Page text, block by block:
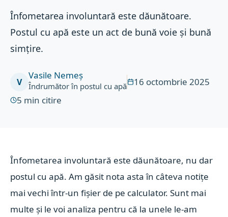
Înfometarea involuntară este dăunătoare.
Postul cu apă este un act de bună voie și bună
simțire.
V
Vasile Nemeș
Îndrumător în postul cu apă
16 octombrie 2025
5 min citire
Înfometarea involuntară este dăunătoare, nu dar
postul cu apă. Am găsit nota asta în câteva notițe
mai vechi într-un fișier de pe calculator.Sunt mai
multe și le voi analiza pentru că la unele le-am